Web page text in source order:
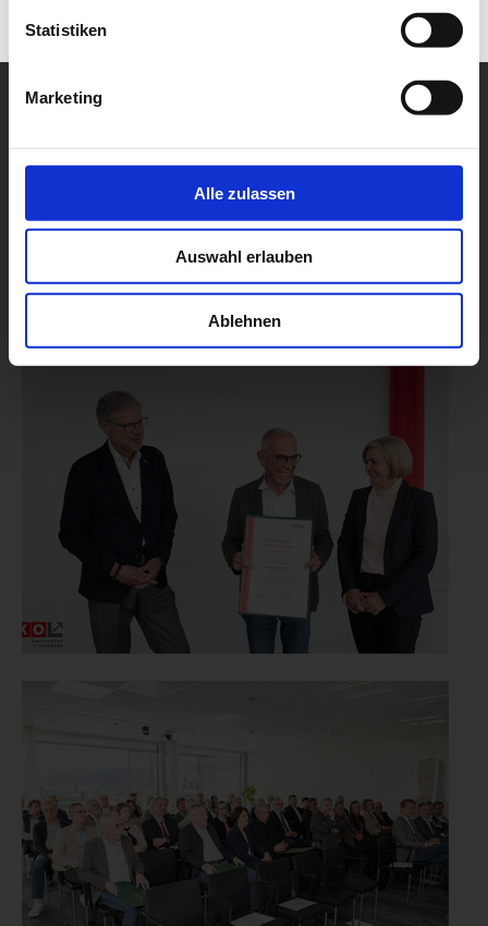
Statistiken
Marketing
Alle zulassen
Auswahl erlauben
Ablehnen